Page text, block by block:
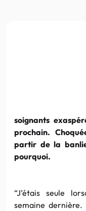
soignants
prochain.
partir de la
pourquoi.
“J’étais seule
semaine dernière.